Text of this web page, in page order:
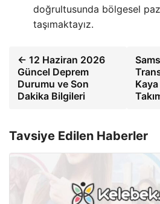
doğrultusunda bölgesel
taşımaktayız.
← 12 Haziran 2026
Güncel Deprem
Durumu ve Son
Dakika Bilgileri
Kaya
Tavsiye Edilen Haberler